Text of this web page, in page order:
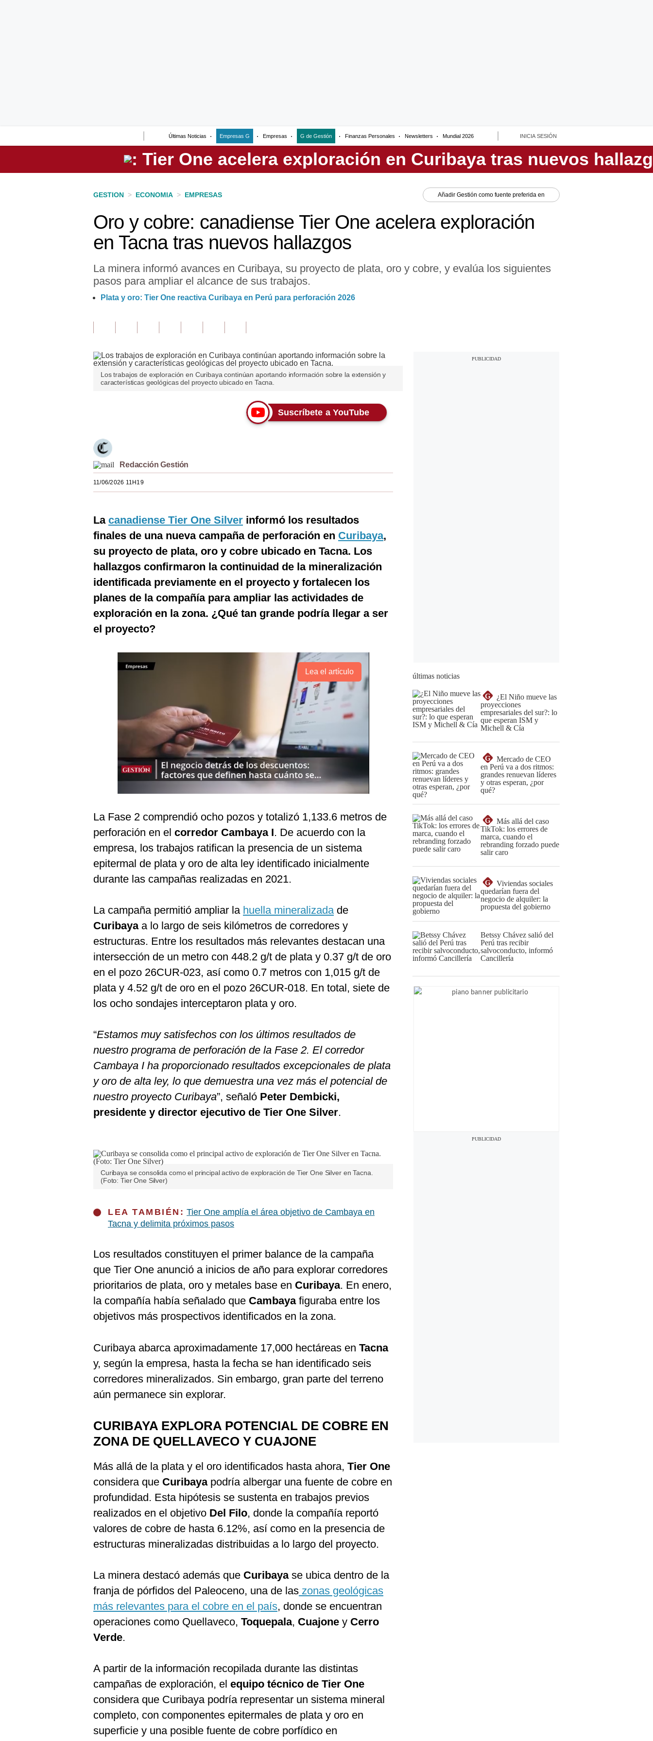
Últimas Noticias Empresas G Empresas G de Gestión Finanzas Personales Newsletters Mundial 2026 INICIA SESIÓN
Perú
GESTION > ECONOMIA > EMPRESAS Añadir Gestión como fuente preferida en
Oro y cobre: canadiense Tier One acelera exploración
en Tacna tras nuevos hallazgos
La minera informó avances en Curibaya, su proyecto de plata, oro y cobre, y evalúa los siguientes
pasos para ampliar el alcance de sus trabajos.
Plata y oro: Tier One reactiva Curibaya en Perú para perforación 2026
Los trabajos de exploración en Curibaya continúan aportando información sobre la extensión y
características geológicas del proyecto ubicado en Tacna.
Suscríbete a YouTube
Redacción Gestión
11/06/2026 11H19
La canadiense Tier One Silver informó los resultados
finales de una nueva campaña de perforación en Curibaya,
su proyecto de plata, oro y cobre ubicado en Tacna. Los
hallazgos confirmaron la continuidad de la mineralización
identificada previamente en el proyecto y fortalecen los
planes de la compañía para ampliar las actividades de
exploración en la zona. ¿Qué tan grande podría llegar a ser
el proyecto?
Lea el artículo
La Fase 2 comprendió ocho pozos y totalizó 1,133.6 metros de
perforación en el corredor Cambaya I. De acuerdo con la
empresa, los trabajos ratifican la presencia de un sistema
epitermal de plata y oro de alta ley identificado inicialmente
durante las campañas realizadas en 2021.
La campaña permitió ampliar la huella mineralizadade
Curibayaa lo largo de seis kilómetros de corredores y
estructuras. Entre los resultados más relevantes destacan una
intersección de un metro con 448.2 g/t de plata y 0.37 g/t de oro
en el pozo 26CUR-023, así como 0.7 metros con 1,015 g/t de
plata y 4.52 g/t de oro en el pozo 26CUR-018. En total, siete de
los ocho sondajes interceptaron plata y oro.
“Estamos muy satisfechos con los últimos resultados de
nuestro programa de perforación de la Fase 2. El corredor
Cambaya I ha proporcionado resultados excepcionales de plata
y oro de alta ley, lo que demuestra una vez más el potencial de
nuestro proyecto Curibaya”, señaló Peter Dembicki,
presidente y director ejecutivo de Tier One Silver.
Curibaya se consolida como el principal activo de exploración de Tier One Silver en Tacna.
(Foto: Tier One Silver)
LEA TAMBIÉN: Tier One amplía el área objetivo de Cambaya en
Tacna y delimita próximos pasos
Los resultados constituyen el primer balance de la campaña
que Tier One anunció a inicios de año para explorar corredores
prioritarios de plata, oro y metales base en Curibaya. En enero,
la compañía había señalado que Cambayafiguraba entre los
objetivos más prospectivos identificados en la zona.
Curibaya abarca aproximadamente 17,000 hectáreas en Tacna
y, según la empresa, hasta la fecha se han identificado seis
corredores mineralizados. Sin embargo, gran parte del terreno
aún permanece sin explorar.
CURIBAYA EXPLORA POTENCIAL DE COBRE EN
ZONA DE QUELLAVECO Y CUAJONE
Más allá de la plata y el oro identificados hasta ahora, Tier One
considera que Curibayapodría albergar una fuente de cobre en
profundidad. Esta hipótesis se sustenta en trabajos previos
realizados en el objetivo Del Filo, donde la compañía reportó
valores de cobre de hasta 6.12%, así como en la presencia de
estructuras mineralizadas distribuidas a lo largo del proyecto.
La minera destacó además que Curibayase ubica dentro de la
franja de pórfidos del Paleoceno, una de las zonas geológicas
más relevantes para el cobre en el país, donde se encuentran
operaciones como Quellaveco, Toquepala, Cuajone y Cerro
Verde.
A partir de la información recopilada durante las distintas
campañas de exploración, el equipo técnico de Tier One
considera que Curibaya podría representar un sistema mineral
completo, con componentes epitermales de plata y oro en
superficie y una posible fuente de cobre porfídico en
últimas noticias
G
¿El Niño mueve las
proyecciones
empresariales del sur?: lo
que esperan ISM y
Michell & Cía
G
Mercado de CEO
en Perú va a dos ritmos:
grandes renuevan líderes
y otras esperan, ¿por
qué?
G
Más allá del caso
TikTok: los errores de
marca, cuando el
rebranding forzado puede
salir caro
G
Viviendas sociales
quedarían fuera del
negocio de alquiler: la
propuesta del gobierno
Betssy Chávez salió del
Perú tras recibir
salvoconducto, informó
Cancillería